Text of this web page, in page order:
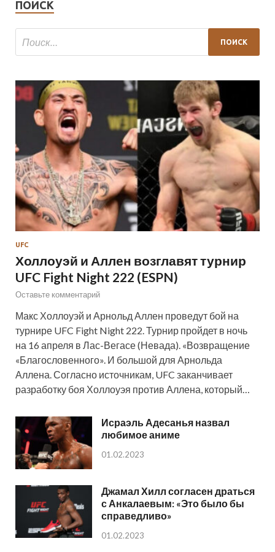
ПОИСК
UFC
Холлоуэй и Аллен возглавят турнир
UFC Fight Night 222 (ESPN)
Оставьте комментарий
Макс Холлоуэй и Арнольд Аллен проведут бой на
турнире UFC Fight Night 222. Турнир пройдет в ночь
на 16 апреля в Лас-Вегасе (Невада). «Возвращение
«Благословенного». И большой для Арнольда
Аллена. Согласно источникам, UFC заканчивает
разработку боя Холлоуэя против Аллена, который…
Исраэль Адесанья назвал
любимое аниме
01.02.2023
Джамал Хилл согласен драться
с Анкалаевым: «Это было бы
справедливо»
01.02.2023